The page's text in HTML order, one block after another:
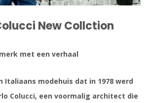
New Collction
met een verhaal
Italiaans modehuis dat in 1978 werd
Colucci, een voormalig architect die